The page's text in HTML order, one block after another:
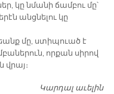
կը նմանի ճամբու մը՝
անցնելու կը
մը, ստիպուած է
որքան սիրով
վրայ։
Կարդալ աւելին